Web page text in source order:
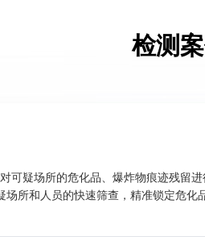
检测
可疑场所的危化品、爆炸物痕迹残留
所和人员的快速筛查，精准锁定危化